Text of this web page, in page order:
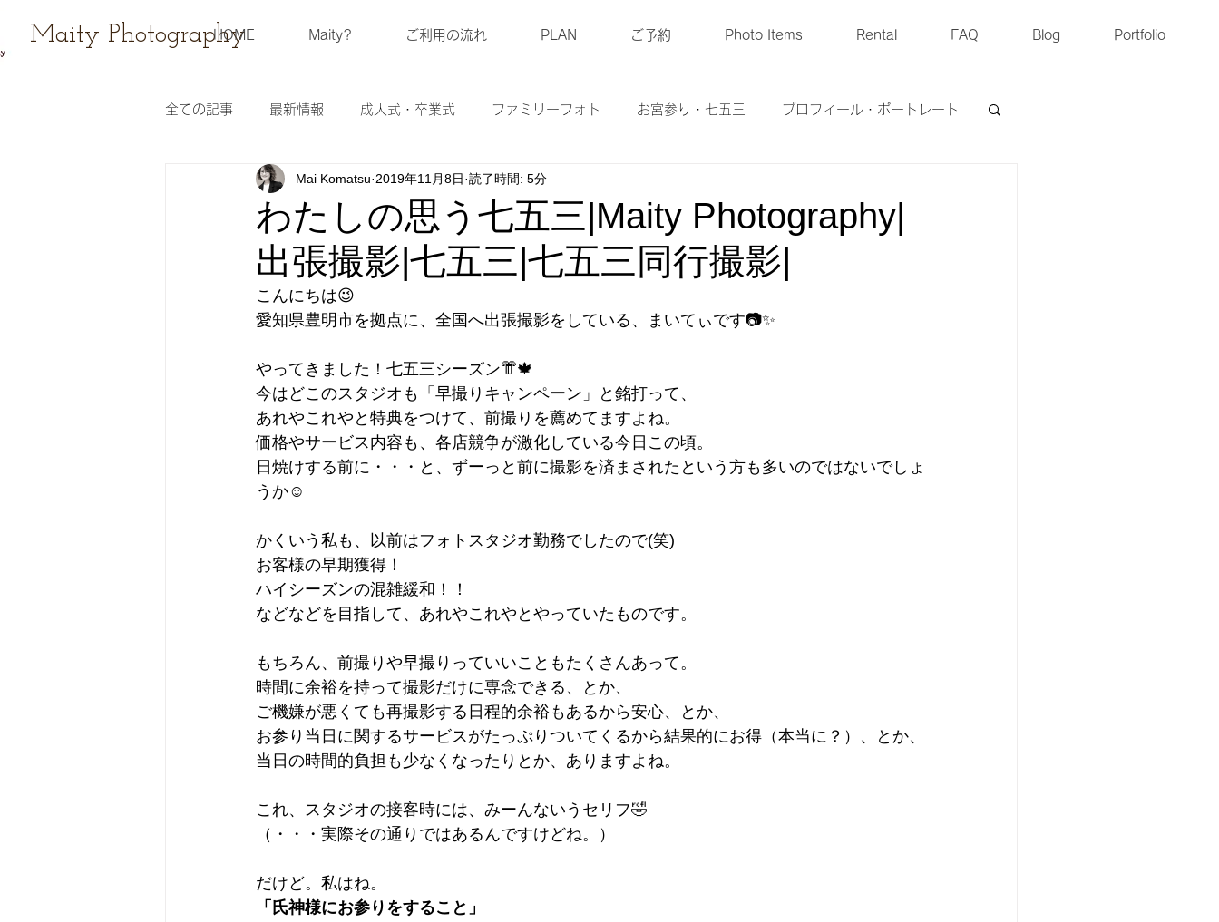
HOME Maity? ご利用の流れ PLAN ご予約 Photo Items Rental FAQ Blog Portfolio
Maity Photography
全ての記事 最新情報 成人式・卒業式 ファミリーフォト お宮参り・七五三 プロフィール・ポートレート
ウェディングフォト レンタル衣装 マタニティーフォト
スケジュール 撮影会
わたしの思う七五三|Maity Photography|
出張撮影|七五三|七五三同行撮影|
Mai Komatsu 2019年11月8日 読了時間: 5分
こんにちは😉
愛知県豊明市を拠点に、全国へ出張撮影をしている、まいてぃです📷✨
やってきました！七五三シーズン👘🍁
今はどこのスタジオも「早撮りキャンペーン」と銘打って、
あれやこれやと特典をつけて、前撮りを薦めてますよね。
価格やサービス内容も、各店競争が激化している今日この頃。
日焼けする前に・・・と、ずーっと前に撮影を済まされたという方も多いのではないでしょ
うか☺︎
かくいう私も、以前はフォトスタジオ勤務でしたので(笑)
お客様の早期獲得！
ハイシーズンの混雑緩和！！
などなどを目指して、あれやこれやとやっていたものです。
もちろん、前撮りや早撮りっていいこともたくさんあって。
時間に余裕を持って撮影だけに専念できる、とか、
ご機嫌が悪くても再撮影する日程的余裕もあるから安心、とか、
お参り当日に関するサービスがたっぷりついてくるから結果的にお得（本当に？）、とか、
当日の時間的負担も少なくなったりとか、ありますよね。
これ、スタジオの接客時には、みーんないうセリフ🤣
（・・・実際その通りではあるんですけどね。）
だけど。私はね。
「氏神様にお参りをすること」